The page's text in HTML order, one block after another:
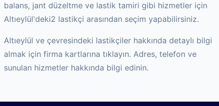
balans, jant düzeltme ve lastik tamiri gibi hizmetler için
Altıeylül'deki2 lastikçi arasından seçim yapabilirsiniz.
Altıeylül ve çevresindeki lastikçiler hakkında detaylı bilgi
almak için firma kartlarına tıklayın. Adres, telefon ve
sunulan hizmetler hakkında bilgi edinin.